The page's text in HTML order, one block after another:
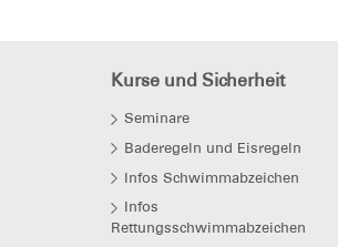
Kurse und Sicherheit
Seminare
Baderegeln und Eisregeln
Infos Schwimmabzeichen
Infos
Rettungsschwimmabzeichen